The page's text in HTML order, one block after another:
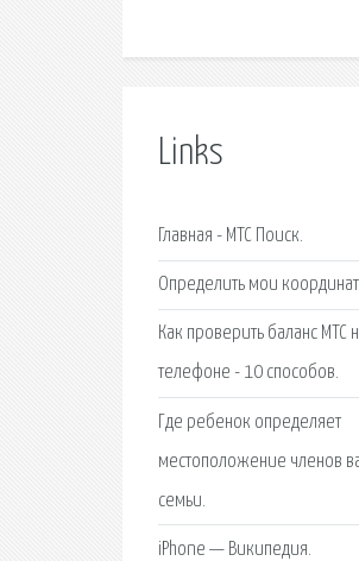
Links
Главная - МТС Поиск.
Определить мои
Как проверить баланс МТС
телефоне - 10 способов.
Где ребенок определяет
местоположение членов
семьи.
iPhone — Википедия.